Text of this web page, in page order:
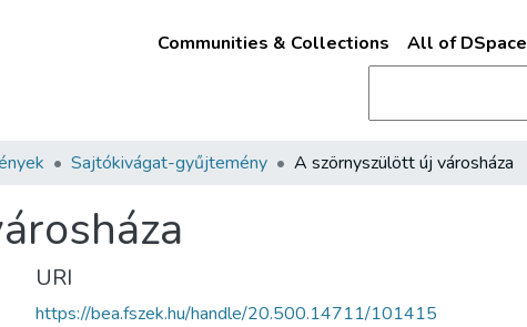
Communities & Collections All of DSpace
Sajtókivágat-gyűjtemény A szörnyszülött új városháza
URI
https://bea.fszek.hu/handle/20.500.14711/101415